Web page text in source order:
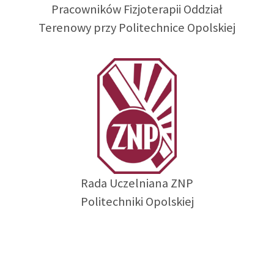
Pracowników Fizjoterapii Oddział
Terenowy przy Politechnice Opolskiej
Rada Uczelniana ZNP
Politechniki Opolskiej